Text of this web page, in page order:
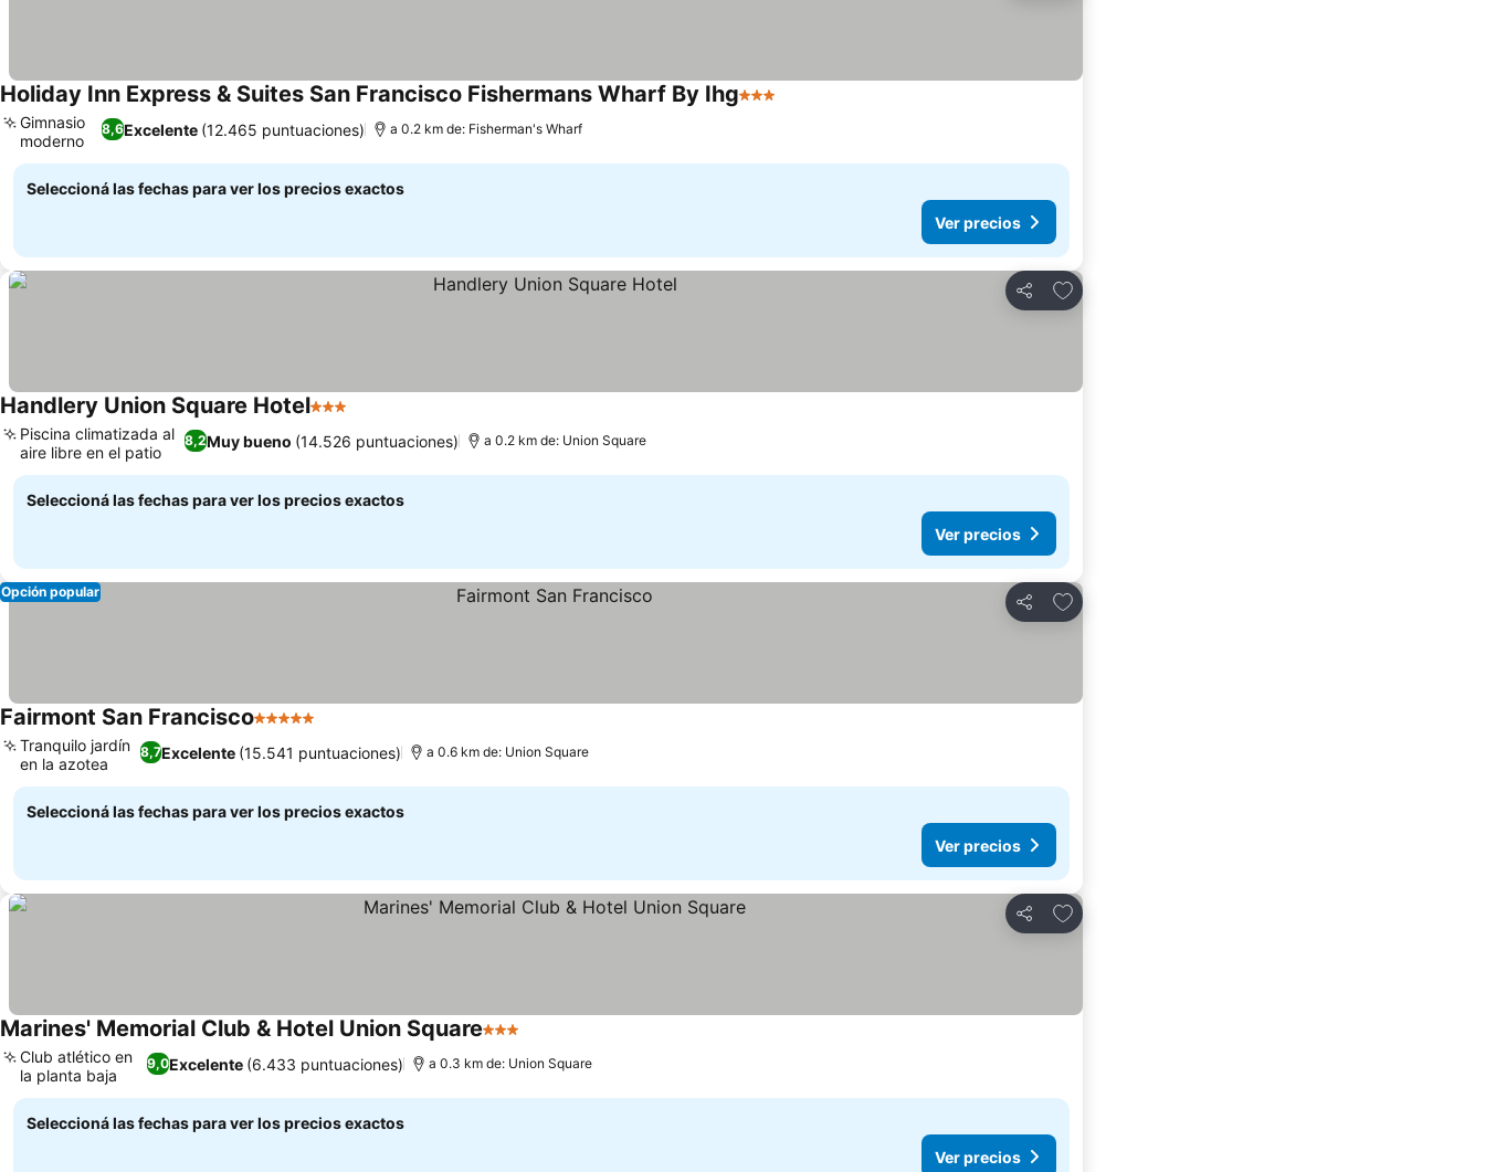
Holiday Inn Express & Suites San Francisco Fishermans Wharf By Ihg3 Estrellas
8,6Excelente (12.465 puntuaciones)
Gimnasio
moderno
a 0.2 km de: Fisherman's Wharf
Seleccioná las fechas para ver los precios exactos
Ver precios
Compartir
Añadir a favoritos
Handlery Union Square Hotel3 Estrellas
8,2Muy bueno (14.526 puntuaciones)
Piscina climatizada al
aire libre en el patio
a 0.2 km de: Union Square
Seleccioná las fechas para ver los precios exactos
Ver precios
Compartir
Añadir a favoritos
Opción popular
Fairmont San Francisco5 Estrellas
8,7Excelente (15.541 puntuaciones)
Tranquilo jardín
en la azotea
a 0.6 km de: Union Square
Seleccioná las fechas para ver los precios exactos
Ver precios
Compartir
Añadir a favoritos
Marines' Memorial Club & Hotel Union Square3 Estrellas
9,0Excelente (6.433 puntuaciones)
Club atlético en
la planta baja
a 0.3 km de: Union Square
Seleccioná las fechas para ver los precios exactos
Ver precios